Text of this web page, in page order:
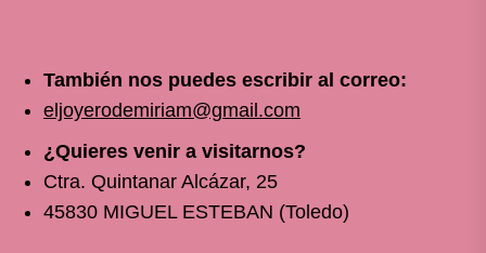
También nos puedes escribir al correo:
eljoyerodemiriam@gmail.com
¿Quieres venir a visitarnos?
Ctra. Quintanar Alcázar, 25
45830 MIGUEL ESTEBAN (Toledo)